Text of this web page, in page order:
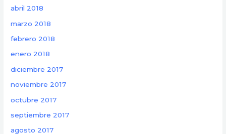
abril 2018
marzo 2018
febrero 2018
enero 2018
diciembre 2017
noviembre 2017
octubre 2017
septiembre 2017
agosto 2017